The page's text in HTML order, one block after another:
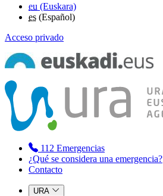
eu (Euskara)
es (Español)
Acceso privado
112 Emergencias
¿Qué se considera una emergencia?
Contacto
URA